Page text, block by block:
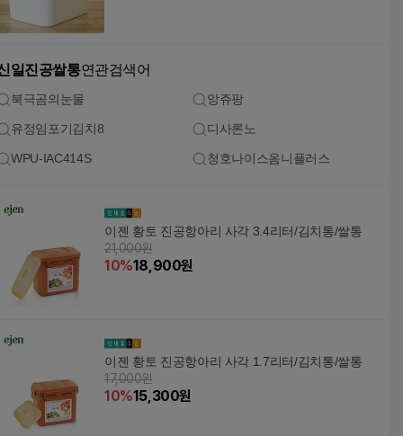
일진공쌀통연관검색어
북극곰의눈물 앙쥬팡
유정임포기김치8 디사론노
WPU-IAC414S 청호나이스옴니플러스
이젠 황토 진공항아리 사각 3.4리터/김치통/쌀통
21,000원
10%18,900원
이젠 황토 진공항아리 사각 1.7리터/김치통/쌀통
17,000원
10%15,300원